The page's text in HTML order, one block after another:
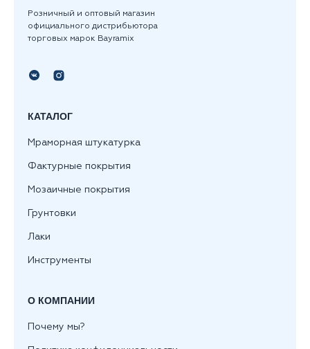
Розничный и оптовый магазин
официального дистрибьютора
торговых марок Bayramix
КАТАЛОГ
Мраморная штукатурка
Фактурные покрытия
Мозаичные покрытия
Грунтовки
Лаки
Инструменты
О КОМПАНИИ
Почему мы?